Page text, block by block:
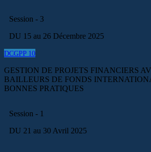
Session - 3
DU 15 au 26 Décembre 2025
DCGPP 10
GESTION DE PROJETS FINANCIERS
BAILLEURS DE FONDS
BONNES PRATIQUES
Session - 1
DU 21 au 30 Avril 2025